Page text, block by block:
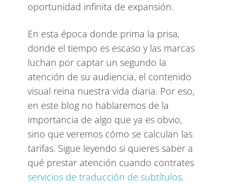
oportunidad infinita de expansión.
En esta época donde prima la prisa,
donde el tiempo es escaso y las marcas
luchan por captar un segundo la
atención de su audiencia, el contenido
visual reina nuestra vida diaria. Por eso,
en este blog no hablaremos de la
importancia de algo que ya es obvio,
sino que veremos cómo se calculan las
tarifas. Sigue leyendo si quieres saber a
qué prestar atención cuando contrates
servicios de traducción de subtítulos.